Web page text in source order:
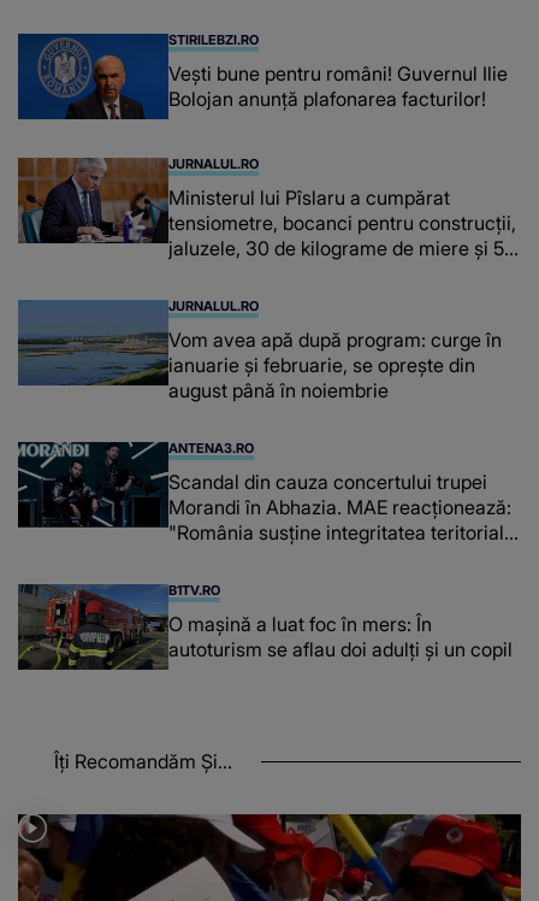
STIRILEBZI.RO
Vești bune pentru români! Guvernul Ilie
Bolojan anunță plafonarea facturilor!
JURNALUL.RO
Ministerul lui Pîslaru a cumpărat
tensiometre, bocanci pentru construcții,
jaluzele, 30 de kilograme de miere și 50
JURNALUL.RO
Vom avea apă după program: curge în
ianuarie și februarie, se oprește din
august până în noiembrie
ANTENA3.RO
Scandal din cauza concertului trupei
Morandi în Abhazia. MAE reacționează:
"România susține integritatea teritorială
B1TV.RO
O maşină a luat foc în mers: În
autoturism se aflau doi adulți și un copil
Îți Recomandăm Și...